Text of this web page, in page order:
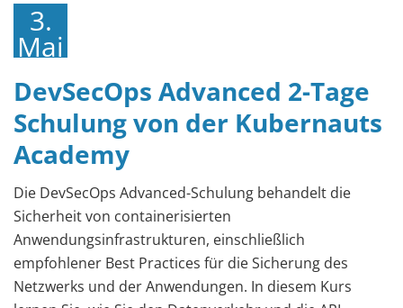
3.
Mai
DevSecOps Advanced 2-Tage
Schulung von der Kubernauts
Academy
Die DevSecOps Advanced-Schulung behandelt die
Sicherheit von containerisierten
Anwendungsinfrastrukturen, einschließlich
empfohlener Best Practices für die Sicherung des
Netzwerks und der Anwendungen. In diesem Kurs